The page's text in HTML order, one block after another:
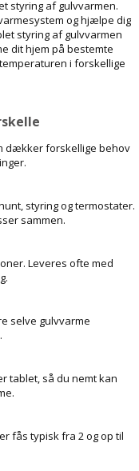
styring af gulvvarmen.
og hjælpe dig
styring af gulvvarmen
dit hjem på bestemte
i forskellige
dækker forskellige behov
styring og termostater.
sammen.
Leveres ofte med
selve gulvvarme
tablet, så du nemt kan
fås typisk fra 2 og op til